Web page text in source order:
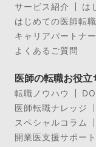
サービス紹介
は
はじめての医師転
キャリアパートナ
よくあるご質問
医師の転職お役立
転職ノウハウ
医師転職ナレッジ
スペシャルコラム
開業医支援サポート